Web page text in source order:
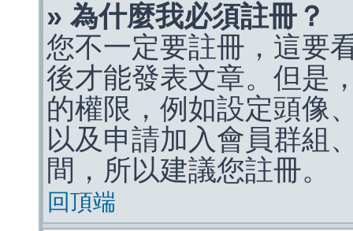
» 為什麼我必須註冊？
您不一定要註冊，這要
後才能發表文章。但是
的權限，例如設定頭像
以及申請加入會員群組
間，所以建議您註冊。
回頂端